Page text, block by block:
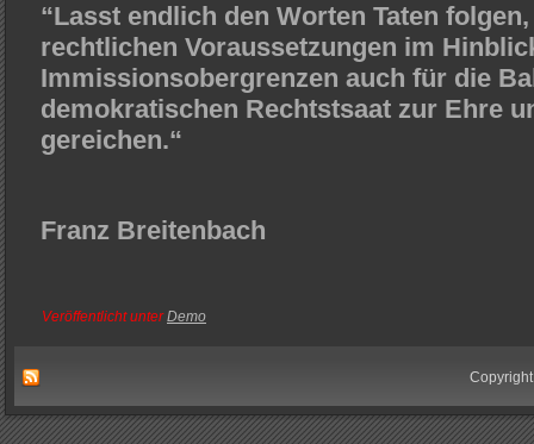
“Lasst endlich den Worten Taten
rechtlichen Voraussetzungen im
Immissionsobergrenzen auch für die
demokratischen Rechtstsaat zur Ehre
gereichen.“
Franz Breitenbach
Veröffentlicht unter Demo